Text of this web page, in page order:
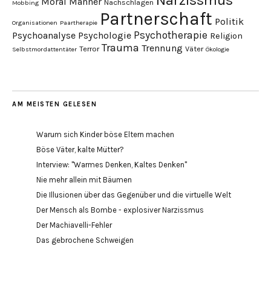
Mobbing Nachschlagen
Organisationen Paartherapie Partnerschaft Politik
Psychoanalyse Psychologie Psychotherapie Religion
Selbstmordattentäter Terror Trauma Trennung Väter Ökologie
AM MEISTEN GELESEN
Warum sich Kinder böse Eltern machen
Böse Väter, kalte Mütter?
Interview: "Warmes Denken, Kaltes Denken"
Nie mehr allein mit Bäumen
Die Illusionen über das Gegenüber und die virtuelle Welt
Der Mensch als Bombe - explosiver Narzissmus
Der Machiavelli-Fehler
Das gebrochene Schweigen